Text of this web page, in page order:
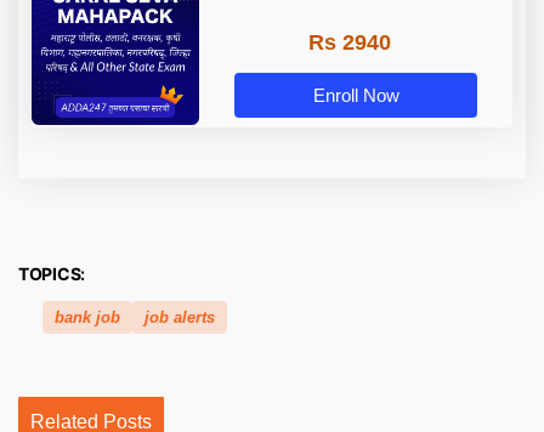
Rs 2940
Enroll Now
TOPICS:
bank job job alerts
Related Posts